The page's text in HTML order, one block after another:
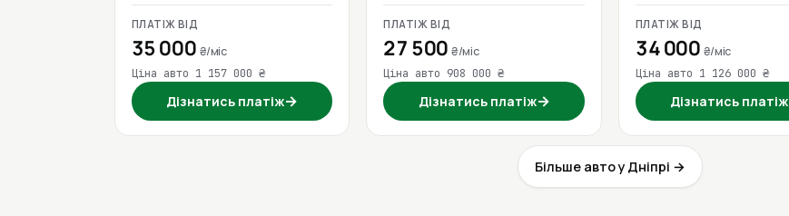
ПЛАТІЖ ВІД
35 000 ₴/міс
Ціна авто 1 157 000 ₴
Дізнатись платіж→
ПЛАТІЖ ВІД
27 500₴/міс
Ціна авто 908 000 ₴
Дізнатись платіж→
ПЛАТІЖ ВІД
34 000 ₴/міс
Ціна авто 1 126 000 ₴
Дізнатись платіж
Більше авто у Дніпрі →